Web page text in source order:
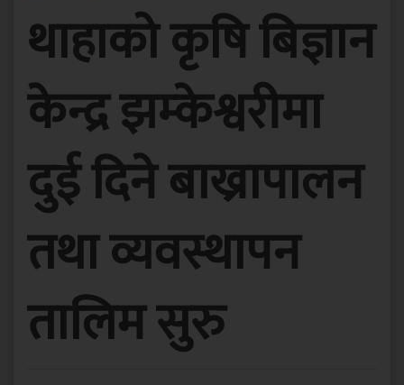
थाहाको कृषि बिज्ञान
केन्द्र झम्केश्वरीमा
दुई दिने बाख्रापालन
तथा व्यवस्थापन
तालिम सुरु